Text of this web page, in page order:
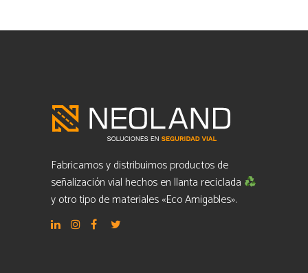
Fabricamos y distribuimos productos de
señalización vial hechos en llanta reciclada
y otro tipo de materiales «Eco Amigables».